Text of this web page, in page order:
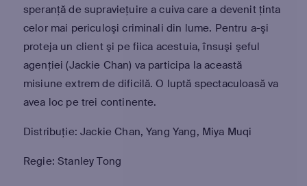
speranţă de supravieţuire a cuiva care a devenit ţinta
celor mai periculoşi criminali din lume. Pentru a-şi
proteja un client şi pe fiica acestuia, însuşi şeful
agenţiei (Jackie Chan) va participa la această
misiune extrem de dificilă. O luptă spectaculoasă va
avea loc pe trei continente.
Distribuție: Jackie Chan, Yang Yang, Miya Muqi
Regie: Stanley Tong